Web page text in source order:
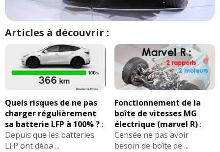
Articles à découvrir :
Quels risques de ne pas
charger régulièrement
sa batterie LFP à 100% ?:
Depuis que les batteries
LFP ont déba ...
Fonctionnement de la
boîte de vitesses MG
électrique (marvel R):
Censée ne pas avoir
besoin de boîte de ...